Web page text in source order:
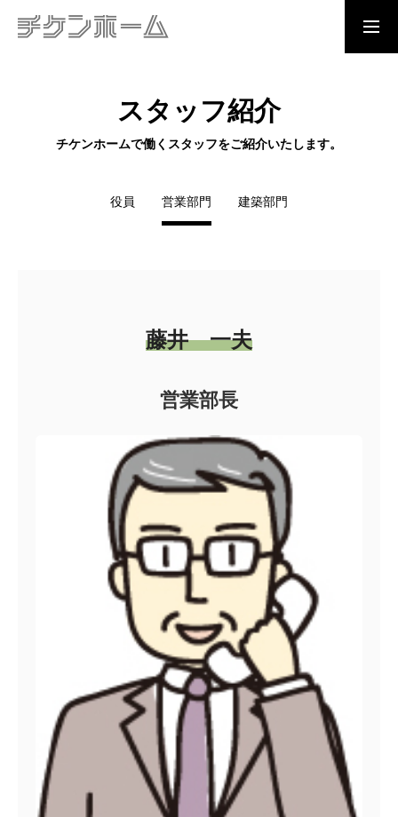
TOP
CHIKEN QUALITY
チケンホームの住まいづくり
チケンホームが手がけた実例から学ぶ家づくり
ラインナップ
家づくりコラム
チケンホームのGXへの取り組みについ
会社案内
スタッフ紹介
チケンホームで働くスタッフをご紹介いたします。
役員 営業部門 建築部門
藤井 一夫
営業部長